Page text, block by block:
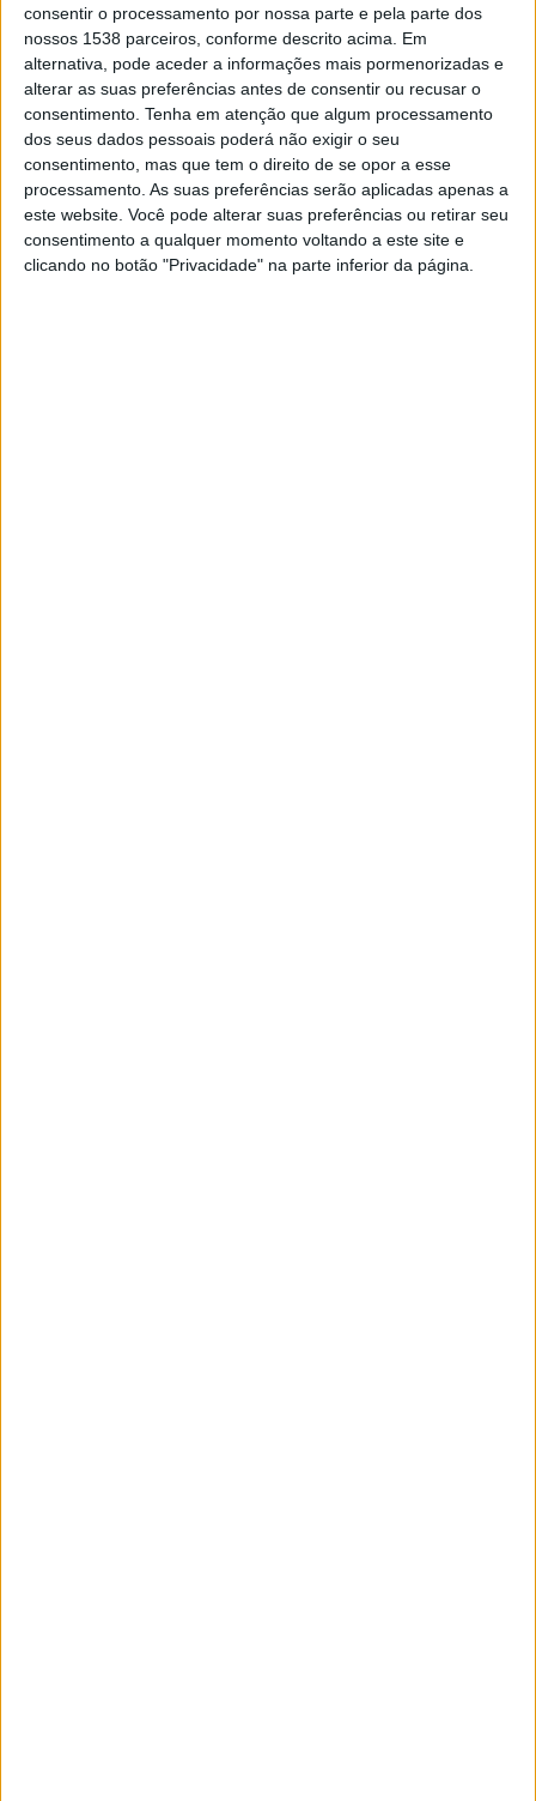
consentir o processamento por nossa parte e pela parte dos
nossos 1538 parceiros, conforme descrito acima. Em
alternativa, pode aceder a informações mais pormenorizadas e
alterar as suas preferências antes de consentir ou recusar o
consentimento. Tenha em atenção que algum processamento
dos seus dados pessoais poderá não exigir o seu
consentimento, mas que tem o direito de se opor a esse
processamento. As suas preferências serão aplicadas apenas a
este website. Você pode alterar suas preferências ou retirar seu
consentimento a qualquer momento voltando a este site e
clicando no botão "Privacidade" na parte inferior da página.
- Dia 18 de maio, às 16H: França x Portugal - Campos de
Jogos Dr. Marques dos Santos, Sertã.
Antes deste jogo na Sertã, a Seleção Portuguesa defronta a
13 de maio a seleção Alemã, em Alcains, e a 15 de maio, a
seleção Belga, na cidade de Castelo Branco. De referir
ainda que Luana Gaspar, avançada do Benfica e natural da
Sertã é uma das convocadas para representar Portugal
neste Torneio.